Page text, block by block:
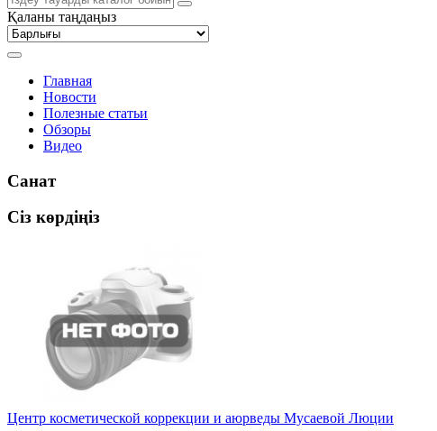
Қаланы таңдаңыз
Главная
Новости
Полезные статьи
Обзоры
Видео
Санат
Сіз көрдіңіз
Центр косметической коррекции и аюрведы Мусаевой Люции